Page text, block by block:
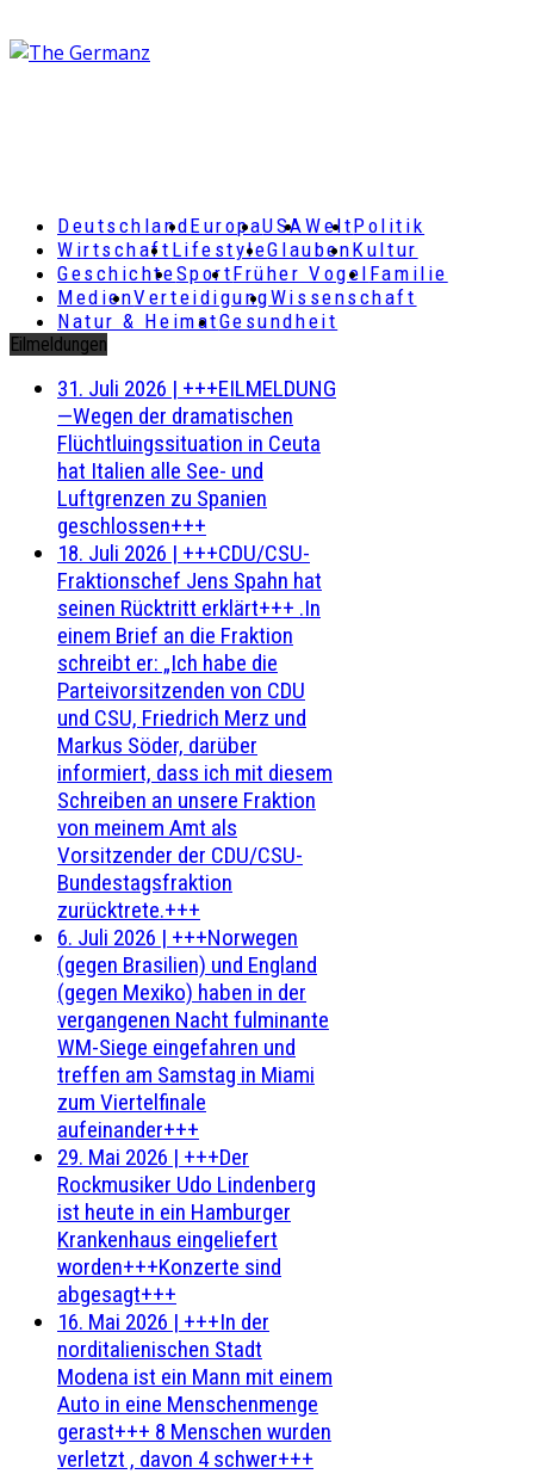
DeutschlandEuropaUSAWeltPolitik
Wirtschaft LifestyleGlaubenKultur
GeschichteSportFrüher Vogel Familie
MedienVerteidigungWissenschaft
Natur & HeimatGesundheit
Eilmeldungen
31. Juli 2026 | +++EILMELDUNG
—Wegen der dramatischen
Flüchtluingssituation in Ceuta
hat Italien alle See- und
Luftgrenzen zu Spanien
geschlossen+++
18. Juli 2026 | +++CDU/CSU-
Fraktionschef Jens Spahn hat
seinen Rücktritt erklärt+++ .In
einem Brief an die Fraktion
schreibt er: „Ich habe die
Parteivorsitzenden von CDU
und CSU, Friedrich Merz und
Markus Söder, darüber
informiert, dass ich mit diesem
Schreiben an unsere Fraktion
von meinem Amt als
Vorsitzender der CDU/CSU-
Bundestagsfraktion
zurücktrete.+++
6. Juli 2026 | +++Norwegen
(gegen Brasilien) und England
(gegen Mexiko) haben in der
vergangenen Nacht fulminante
WM-Siege eingefahren und
treffen am Samstag in Miami
zum Viertelfinale
aufeinander+++
29. Mai 2026 | +++Der
Rockmusiker Udo Lindenberg
ist heute in ein Hamburger
Krankenhaus eingeliefert
worden+++Konzerte sind
abgesagt+++
16. Mai 2026 | +++In der
norditalienischen Stadt
Modena ist ein Mann mit einem
Auto in eine Menschenmenge
gerast+++ 8 Menschen wurden
verletzt , davon 4 schwer+++